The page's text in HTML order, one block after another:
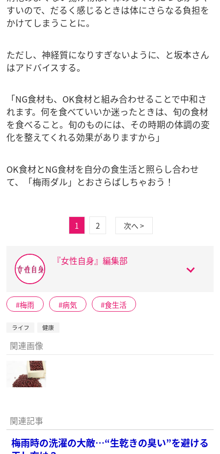
すいので、だるく感じるときは体にさらなる負担を
かけてしまうことに。
ただし、神経質になりすぎないように、と坂本さん
はアドバイスする。
「NG食材も、OK食材と組み合わせることで中和さ
れます。何を食べていいか迷ったときは、旬の食材
を食べること。旬のものには、その時期の体調の変
化を整えてくれる効果がありますから」
OK食材とNG食材を自分の食生活と照らし合わせ
て、「梅雨ダル」とおさらばしちゃおう！
1 2 次へ >
『女性自身』編集部
梅雨 病気 食生活
ライフ 健康
関連画像
関連記事
梅雨時の洗濯の大敵…“生乾きの臭い”を避ける